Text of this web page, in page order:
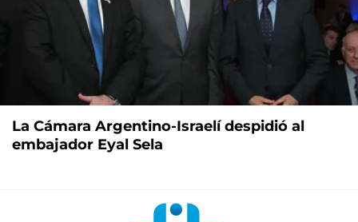
La Cámara Argentino-Israelí despidió al
embajador Eyal Sela